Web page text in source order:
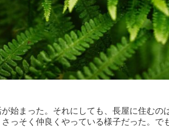
が始まった。それにしても、長屋に住む
っそく仲良くやっている様子だった。で